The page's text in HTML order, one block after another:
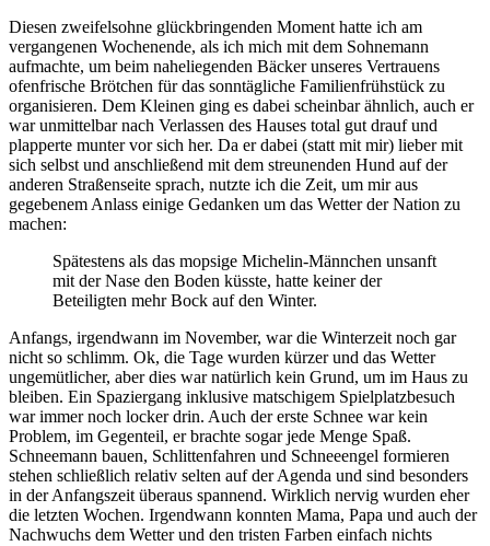
Diesen zweifelsohne glückbringenden Moment hatte ich am
vergangenen Wochenende, als ich mich mit dem Sohnemann
aufmachte, um beim naheliegenden Bäcker unseres Vertrauens
ofenfrische Brötchen für das sonntägliche Familienfrühstück zu
organisieren. Dem Kleinen ging es dabei scheinbar ähnlich, auch er
war unmittelbar nach Verlassen des Hauses total gut drauf und
plapperte munter vor sich her. Da er dabei (statt mit mir) lieber mit
sich selbst und anschließend mit dem streunenden Hund auf der
anderen Straßenseite sprach, nutzte ich die Zeit, um mir aus
gegebenem Anlass einige Gedanken um das Wetter der Nation zu
machen:
Spätestens als das mopsige Michelin-Männchen unsanft
mit der Nase den Boden küsste, hatte keiner der
Beteiligten mehr Bock auf den Winter.
Anfangs, irgendwann im November, war die Winterzeit noch gar
nicht so schlimm. Ok, die Tage wurden kürzer und das Wetter
ungemütlicher, aber dies war natürlich kein Grund, um im Haus zu
bleiben. Ein Spaziergang inklusive matschigem Spielplatzbesuch
war immer noch locker drin. Auch der erste Schnee war kein
Problem, im Gegenteil, er brachte sogar jede Menge Spaß.
Schneemann bauen, Schlittenfahren und Schneeengel formieren
stehen schließlich relativ selten auf der Agenda und sind besonders
in der Anfangszeit überaus spannend. Wirklich nervig wurden eher
die letzten Wochen. Irgendwann konnten Mama, Papa und auch der
Nachwuchs dem Wetter und den tristen Farben einfach nichts